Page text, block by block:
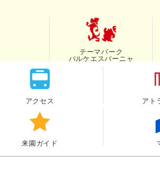
テーマパーク
パルケエスパーニャ
アクセス アト
来園ガイド